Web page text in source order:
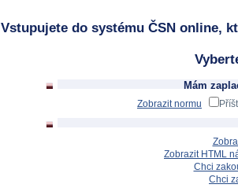
Vstupujete do systému ČSN online,
Mám
Zobrazit normu
Zobrazit HTML
Chci
Chci